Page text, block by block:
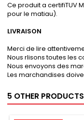
Ce produit a certifiTUV
pour le matiau).
LIVRAISON
Merci de lire
Nous rlisons toutes les
Nous envoyons des
Les marchandises
5 OTHER